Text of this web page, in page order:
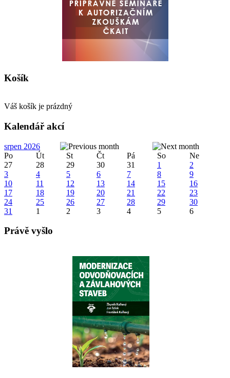
Košík
Váš košík je prázdný
Kalendář akcí
srpen 2026
Po
Út St Čt Pá So
Ne
27
28 29 30 31 1
2
3
4 5 6 7 8
9
10
11 12 13 14 15
16
17
18 19 20 21 22
23
24
25 26 27 28 29
30
31
1 2 3 4 5 6
Právě vyšlo